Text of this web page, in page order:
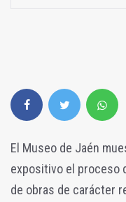
El Museo de Jaén
expositivo el proceso
de obras de carácter